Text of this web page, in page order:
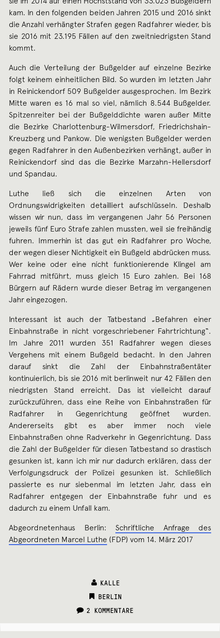
kam. In den folgenden beiden Jahren 2015 und 2016 sinkt
die Anzahl verhängter Strafen gegen Radfahrer wieder, bis
sie 2016 mit 23.195 Fällen auf den zweitniedrigsten Stand
kommt.
Auch die Verteilung der Bußgelder auf einzelne Bezirke
folgt keinem einheitlichen Bild. So wurden im letzten Jahr
in Reinickendorf 509 Bußgelder ausgesprochen. Im Bezirk
Mitte waren es 16 mal so viel, nämlich 8.544 Bußgelder.
Spitzenreiter bei der Bußgelddichte waren außer Mitte
die Bezirke Charlottenburg-Wilmersdorf, Friedrichshain-
Kreuzberg und Pankow. Die wenigsten Bußgelder werden
gegen Radfahrer in den Außenbezirken verhängt, außer in
Reinickendorf sind das die Bezirke Marzahn-Hellersdorf
und Spandau.
Luthe ließ sich die einzelnen Arten von
Ordnungswidrigkeiten detailliert aufschlüsseln. Deshalb
wissen wir nun, dass im vergangenen Jahr 56 Personen
jeweils fünf Euro Strafe zahlen mussten, weil sie freihändig
fuhren. Immerhin ist das gut ein Radfahrer pro Woche,
der wegen dieser Nichtigkeit ein Bußgeld abdrücken muss.
Wer keine oder eine nícht funktionierende Klingel am
Fahrrad mitführt, muss gleich 15 Euro zahlen. Bei 168
Bürgern auf Rädern wurde dieser Betrag im vergangenen
Jahr eingezogen.
Interessant ist auch der Tatbestand „Befahren einer
Einbahnstraße in nicht vorgeschriebener Fahrtrichtung“.
Im Jahre 2011 wurden 351 Radfahrer wegen dieses
Vergehens mit einem Bußgeld bedacht. In den Jahren
darauf sinkt die Zahl der Einbahnstraßentäter
kontinuierlich, bis sie 2016 mit berlinweit nur 42 Fällen den
niedrigsten Stand erreicht. Das ist vielleicht darauf
zurückzuführen, dass eine Reihe von Einbahnstraßen für
Radfahrer in Gegenrichtung geöffnet wurden.
Andererseits gibt es aber immer noch viele
Einbahnstraßen ohne Radverkehr in Gegenrichtung. Dass
die Zahl der Bußgelder für diesen Tatbestand so drastisch
gesunken ist, kann ich mir nur dadurch erklären, dass der
Verfolgungsdruck der Polizei gesunken ist. Schließlich
passierte es nur siebenmal im letzten Jahr, dass ein
Radfahrer entgegen der Einbahnstraße fuhr und es
dadurch zu einem Unfall kam.
Abgeordnetenhaus Berlin: Schriftliche Anfrage des
Abgeordneten Marcel Luthe (FDP) vom 14. März 2017
KALLE
CATEGORIES:
BERLIN
2 KOMMENTARE